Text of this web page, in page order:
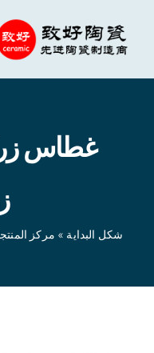
غطاس
شكل البداية » مركز